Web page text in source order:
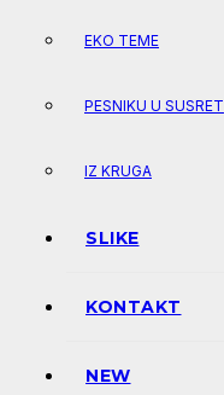
EKO TEME
PESNIKU U SUSRET
IZ KRUGA
SLIKE
KONTAKT
NEW